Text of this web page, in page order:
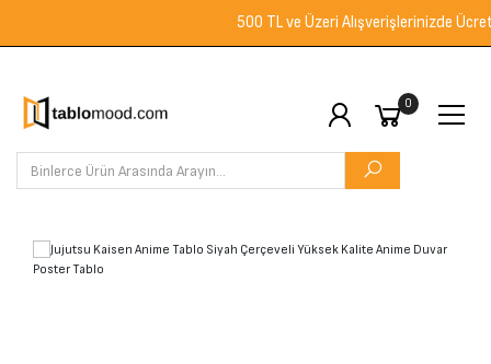
500 TL ve Üzeri Alışverişlerinizde
0